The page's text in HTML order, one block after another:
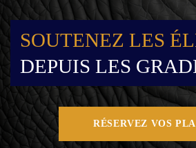
SOUTENEZ LES
DEPUIS LES
RÉSERVEZ VOS